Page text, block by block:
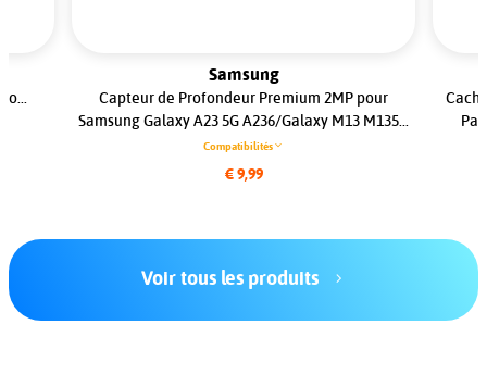
Samsung
Capteur de Profondeur Premium 2MP pour
Samsung Galaxy A23 5G A236/Galaxy M13 M135...
Compatibilités
€ 9,99
Voir tous les produits